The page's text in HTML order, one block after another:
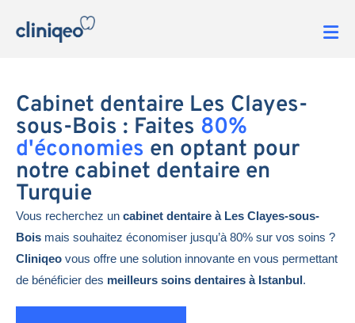
Cabinet dentaire Les Clayes-
sous-Bois : Faites 80%
d'économies en optant pour
notre cabinet dentaire en
Turquie
Vous recherchez un cabinet dentaire à Les Clayes-sous-
Bois mais souhaitez économiser jusqu’à 80% sur vos soins ?
Cliniqeo vous offre une solution innovante en vous permettant
de bénéficier des meilleurs soins dentaires à Istanbul.